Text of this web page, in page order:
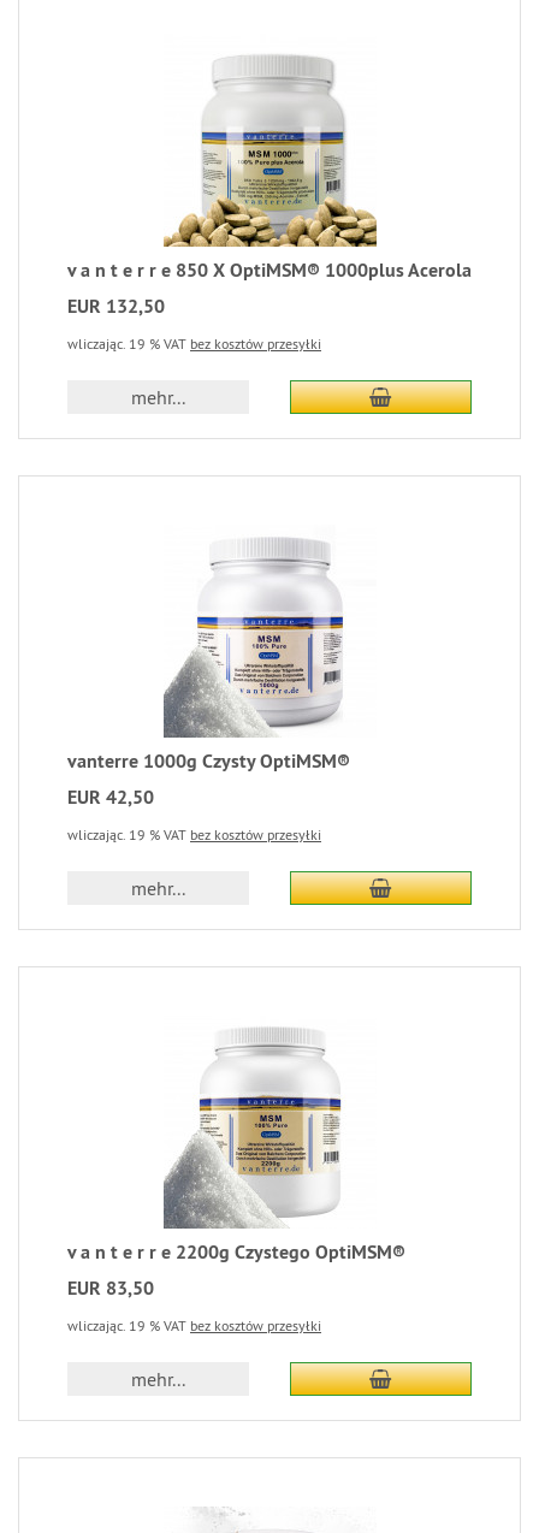
v a n t e r r e 850 X OptiMSM® 1000plus Acerola
EUR 132,50
wliczając. 19 % VAT bez kosztów przesyłki
mehr...
vanterre 1000g Czysty OptiMSM®
EUR 42,50
wliczając. 19 % VAT bez kosztów przesyłki
mehr...
v a n t e r r e 2200g Czystego OptiMSM®
EUR 83,50
wliczając. 19 % VAT bez kosztów przesyłki
mehr...